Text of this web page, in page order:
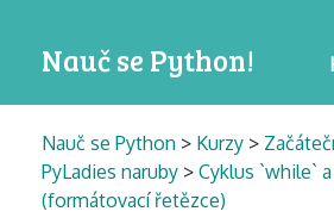
Nauč se Python!
Nauč se Python > Kurzy >
PyLadies naruby > Cyklus `while`
(formátovací řetězce)